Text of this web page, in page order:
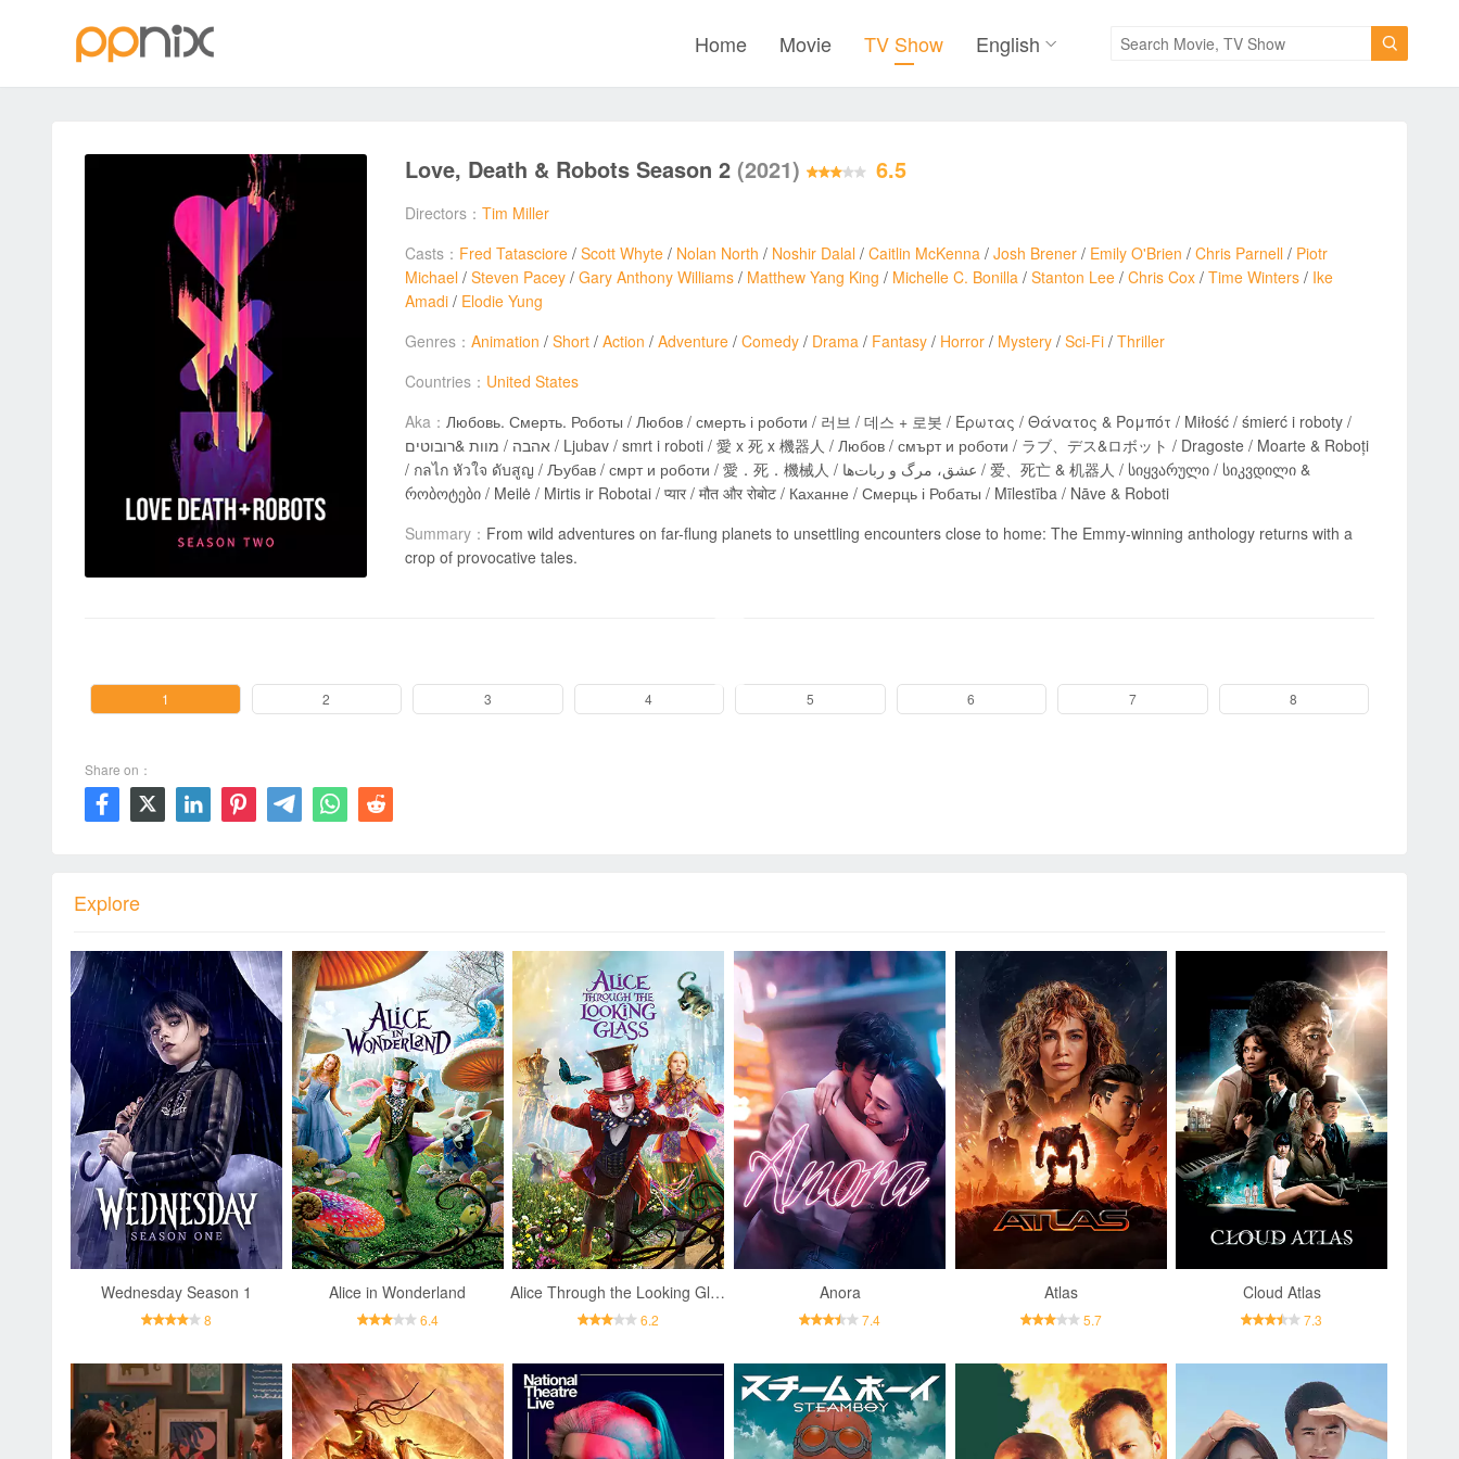

Home Movie TV Show English
Love, Death & Robots Season 2 (2021) 6.5
Directors： Tim Miller
Casts： Fred Tatasciore / Scott Whyte / Nolan North / Noshir Dalal / Caitlin McKenna / Josh Brener / Emily O'Brien / Chris Parnell / Piotr
Michael / Steven Pacey / Gary Anthony Williams / Matthew Yang King / Michelle C. Bonilla / Stanton Lee / Chris Cox / Time Winters / Ike
Amadi / Elodie Yung
Genres： Animation / Short / Action / Adventure / Comedy / Drama / Fantasy / Horror / Mystery / Sci-Fi / Thriller
Countries： United States
Aka： Любовь. Смерть. Роботы / Любов / смерть і роботи / 러브 / 데스 + 로봇 / Έρωτας / Θάνατος & Ρομπότ / Miłość / śmierć i roboty /
אהבה / מוות &רובוטים / Ljubav / smrt i roboti / 愛 x 死 x 機器人 / Любов / смърт и роботи / ラブ、デス&ロボット / Dragoste / Moarte & Roboți
/ กลไก หัวใจ ดับสูญ / Љубав / смрт и роботи / 愛．死．機械人 / عشق، مرگ و ربات‌ها / 爱、死亡 & 机器人 / სიყვარული / სიკვდილი &
რობოტები / Meilė / Mirtis ir Robotai / प्यार / मौत और रोबोट / Каханне / Смерць і Робаты / Mīlestība / Nāve & Roboti
Summary： From wild adventures on far-flung planets to unsettling encounters close to home: The Emmy-winning anthology returns with a
crop of provocative tales.
1 2 3 4 5 6 7 8
Share on：
      
Explore
Wednesday Season 1
8
Alice in Wonderland
6.4
Alice Through the Looking Glass
6.2
Anora
7.4
Atlas
5.7
Cloud Atlas
7.3